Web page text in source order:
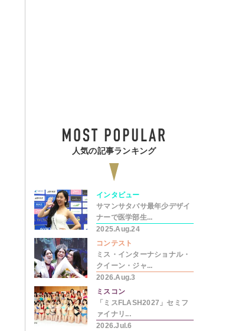
人気の記事ランキング
インタビュー
サマンサタバサ最年少デザイ
ナーで医学部生...
2025.Aug.24
コンテスト
ミス・インターナショナル・
クイーン・ジャ...
2026.Aug.3
ミスコン
「ミスFLASH2027」セミフ
ァイナリ...
2026.Jul.6